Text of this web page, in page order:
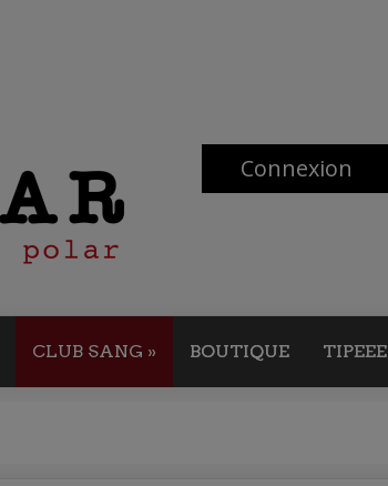
Connexion
CLUB SANG » BOUTIQUE TIPEEE